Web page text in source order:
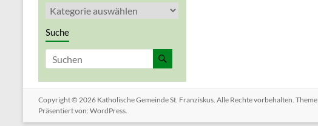
Berichte
aus
dem
Gemeindeleben
Suche
Copyright © 2026 Katholische Gemeinde St. Franziskus. Alle Rechte vorbehalten. Theme
Präsentiert von: WordPress.